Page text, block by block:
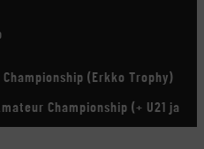
(Erkko Trophy)
Championship (+ U21 ja